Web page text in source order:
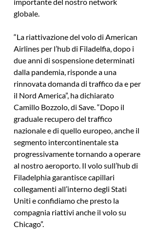
globale.
“La riattivazione del volo di American
Airlines per l’hub di Filadelfia, dopo i
due anni di sospensione determinati
dalla pandemia, risponde a una
rinnovata domanda di traffico da e per
il Nord America”, ha dichiarato
Camillo Bozzolo, di Save. “Dopo il
graduale recupero del traffico
nazionale e di quello europeo, anche il
segmento intercontinentale sta
progressivamente tornando a operare
al nostro aeroporto. Il volo sull’hub di
Filadelphia garantisce capillari
collegamenti all’interno degli Stati
Uniti e confidiamo che presto la
compagnia riattivi anche il volo su
Chicago”.